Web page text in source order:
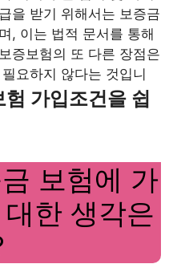
을 받기 위해서는 보증금
, 이는 법적 문서를 통해
증보험의 또 다른 장점은
요하지 않다는 것입니
가입조건을 쉽
보험에 가
한 생각은